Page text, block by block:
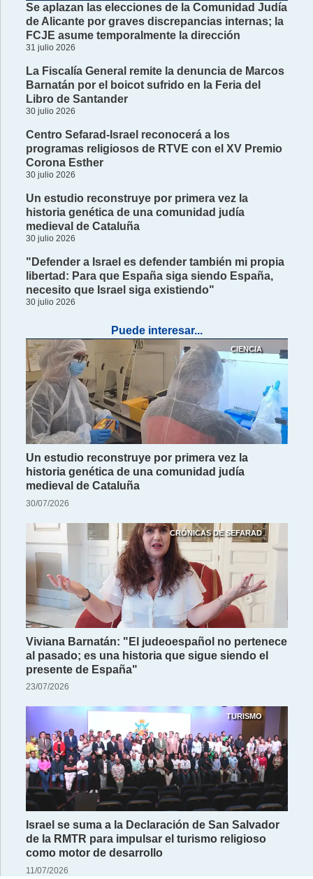
Se aplazan las elecciones de la Comunidad Judía
de Alicante por graves discrepancias internas; la
FCJE asume temporalmente la dirección
31 julio 2026
La Fiscalía General remite la denuncia de Marcos
Barnatán por el boicot sufrido en la Feria del
Libro de Santander
30 julio 2026
Centro Sefarad-Israel reconocerá a los
programas religiosos de RTVE con el XV Premio
Corona Esther
30 julio 2026
Un estudio reconstruye por primera vez la
historia genética de una comunidad judía
medieval de Cataluña
30 julio 2026
"Defender a Israel es defender también mi propia
libertad: Para que España siga siendo España,
necesito que Israel siga existiendo"
30 julio 2026
Puede interesar...
CIENCIA
Un estudio reconstruye por primera vez la
historia genética de una comunidad judía
medieval de Cataluña
30/07/2026
CRÓNICAS DE SEFARAD
Viviana Barnatán: "El judeoespañol no pertenece
al pasado; es una historia que sigue siendo el
presente de España"
23/07/2026
TURISMO
Israel se suma a la Declaración de San Salvador
de la RMTR para impulsar el turismo religioso
como motor de desarrollo
11/07/2026